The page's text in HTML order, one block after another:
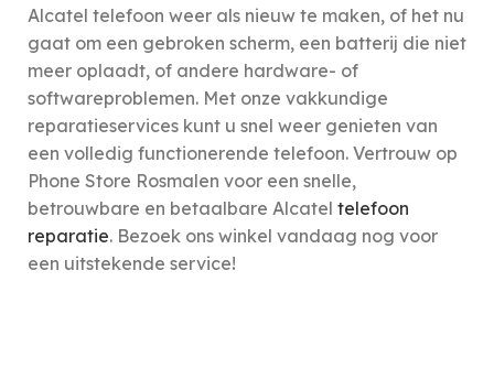
Alcatel telefoon weer als nieuw te maken, of het nu
gaat om een gebroken scherm, een batterij die niet
meer oplaadt, of andere hardware- of
softwareproblemen. Met onze vakkundige
reparatieservices kunt u snel weer genieten van
een volledig functionerende telefoon. Vertrouw op
Phone Store Rosmalen voor een snelle,
betrouwbare en betaalbare Alcatel telefoon
reparatie. Bezoek ons winkel vandaag nog voor
een uitstekende service!